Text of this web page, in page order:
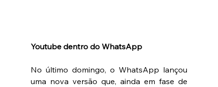
Youtube dentro do WhatsApp
No último domingo, o WhatsApp lançou
uma nova versão que, ainda em fase de